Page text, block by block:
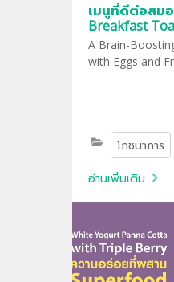
เมนูที่ดีต่อสม
Breakfast
and Friends
A Brain-
with Eggs and
โภชนาการ
อ่านเพิ่มเติม